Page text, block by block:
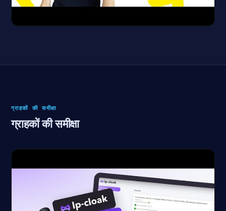
ग्राहकों की समीक्षा
ग्राहकों की समीक्षा